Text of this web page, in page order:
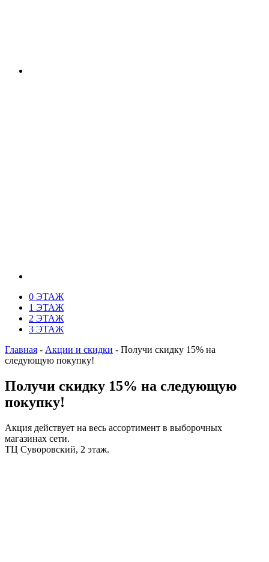
0 ЭТАЖ
1 ЭТАЖ
2 ЭТАЖ
3 ЭТАЖ
Главная - Акции и скидки - Получи скидку 15% на
следующую покупку!
Получи скидку 15% на следующую
покупку!
Акция действует на весь ассортимент в выборочных
магазинах сети.
ТЦ Суворовский, 2 этаж.